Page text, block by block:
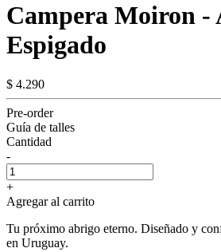
Campera Moiron -
Espigado
$ 4.290
Pre-order
Guía de talles
Cantidad
-
+
Agregar al carrito
Tu próximo abrigo eterno. Diseñado y
en Uruguay.